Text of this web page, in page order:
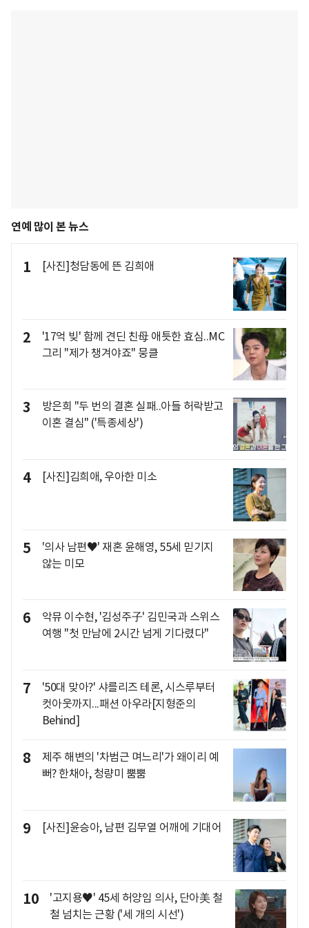
연예 많이 본 뉴스
1 [사진]청담동에 뜬 김희애
2
'17억 빚' 함께 견딘 친母 애틋한 효심..MC
그리 "제가 챙겨야죠" 뭉클
3
방은희 "두 번의 결혼 실패..아들 허락받고
이혼 결심" ('특종세상')
4 [사진]김희애, 우아한 미소
5
'의사 남편♥' 재혼 윤해영, 55세 믿기지
않는 미모
6
악뮤 이수현, '김성주子' 김민국과 스위스
여행 "첫 만남에 2시간 넘게 기다렸다"
7
'50대 맞아?' 샤를리즈 테론, 시스루부터
컷아웃까지...패션 아우라[지형준의
Behind]
8
제주 해변의 '차범근 며느리'가 왜이리 예
뻐? 한채아, 청량미 뿜뿜
9 [사진]윤승아, 남편 김무열 어깨에 기대어
10
'고지용♥' 45세 허양임 의사, 단아美 철
철 넘치는 근황 ('세 개의 시선')